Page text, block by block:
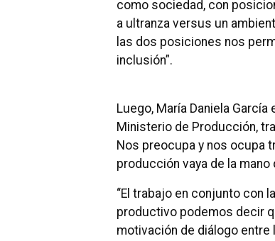
como sociedad, con
a ultranza versus un
las dos posiciones nos
inclusión”.
Luego, María Daniela
Ministerio de Producción,
Nos preocupa y nos ocupa
producción vaya de la mano
“El trabajo en conjunto con
productivo podemos decir
motivación de diálogo